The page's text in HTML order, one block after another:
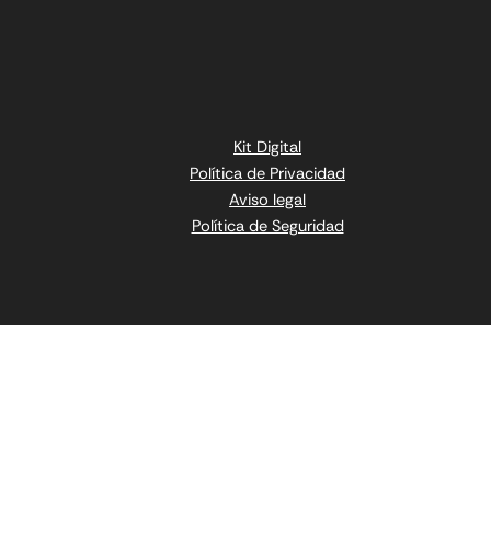
Kit Digital
Política de Privacidad
Aviso legal
Política de Seguridad